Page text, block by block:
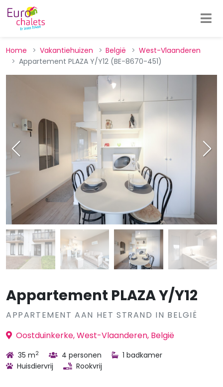
Home Vakantiehuizen België
West-Vlaanderen
Appartement PLAZA Y/Y12 (BE-8670-451)
Appartement PLAZA Y/Y12
APPARTEMENT AAN HET STRAND IN BELGIË
Oostduinkerke, West-Vlaanderen, België
35 m2 4 personen
1 badkamer
Huisdiervrij
Rookvrij